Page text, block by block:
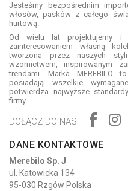
Jesteśmy bezpośrednim
włosów, pasków z całego
hurtową.
Od wielu lat projektujemy i
zainteresowaniem własną
tworzona przez naszych
wzornictwem, inspirowanym
trendami. Marka MEREBILO
posiadają wszelkie
potwierdza najwyższe
firmy.
DOŁĄCZ DO NAS:
DANE KONTAKTOWE
Merebilo Sp. J
ul. Katowicka 134
95-030 Rzgów Polska